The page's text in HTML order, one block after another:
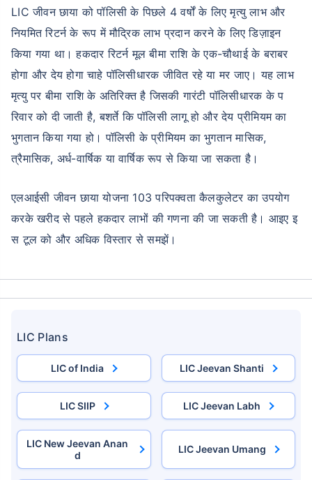
LIC जीवन छाया को पॉलिसी के पिछले 4 वर्षों के लिए मृत्यु लाभ और
नियमित रिटर्न के रूप में मौद्रिक लाभ प्रदान करने के लिए डिज़ाइन
किया गया था। हकदार रिटर्न मूल बीमा राशि के एक-चौथाई के बराबर
होगा और देय होगा चाहे पॉलिसीधारक जीवित रहे या मर जाए। यह लाभ
मृत्यु पर बीमा राशि के अतिरिक्त है जिसकी गारंटी पॉलिसीधारक के प
रिवार को दी जाती है, बशर्ते कि पॉलिसी लागू हो और देय प्रीमियम का
भुगतान किया गया हो। पॉलिसी के प्रीमियम का भुगतान मासिक,
त्रैमासिक, अर्ध-वार्षिक या वार्षिक रूप से किया जा सकता है।
एलआईसी जीवन छाया योजना 103 परिपक्वता कैलकुलेटर का उपयोग
करके खरीद से पहले हकदार लाभों की गणना की जा सकती है। आइए इ
स टूल को और अधिक विस्तार से समझें।
LIC Plans
LIC of India LIC Jeevan Shanti
LIC SIIP LIC Jeevan Labh
LIC New Jeevan Anan
d
LIC Jeevan Umang